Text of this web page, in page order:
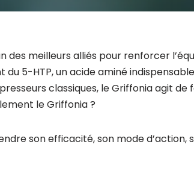
des meilleurs alliés pour renforcer
du 5-HTP, un acide aminé
classiques, le Griffonia agit de
le Griffonia ?
son efficacité, son mode d’action,